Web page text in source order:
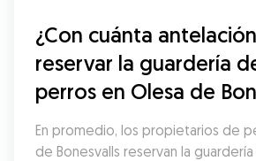
¿Con cuánta
reservar la guardería
perros en Olesa de
En promedio, los propietarios de
de Bonesvalls reservan la